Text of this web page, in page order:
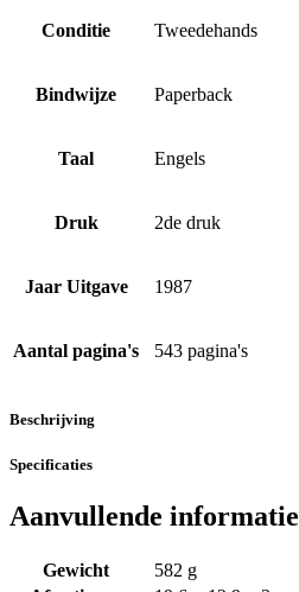
Conditie Tweedehands
Bindwijze Paperback
Taal Engels
Druk 2de druk
Jaar Uitgave 1987
Aantal pagina's 543 pagina's
Beschrijving
Specificaties
Aanvullende informatie
Gewicht
582 g